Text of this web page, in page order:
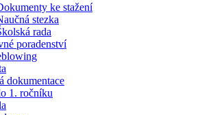
ke stažení
stezka
rada
poradenství
dokumentace
1. ročníku